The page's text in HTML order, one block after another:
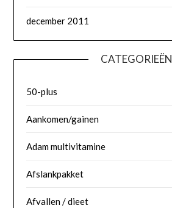
december 2011
CATEGORIEËN
50-plus
Aankomen/gainen
Adam multivitamine
Afslankpakket
Afvallen / dieet